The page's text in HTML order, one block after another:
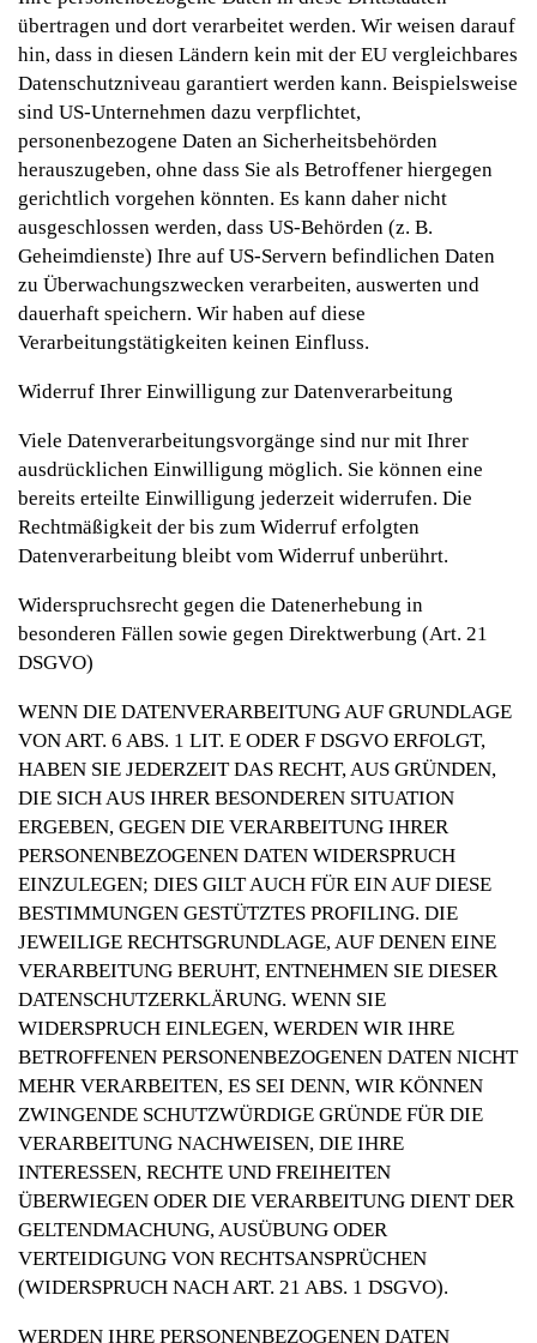
übertragen und dort verarbeitet werden. Wir weisen darauf
hin, dass in diesen Ländern kein mit der EU vergleichbares
Datenschutzniveau garantiert werden kann. Beispielsweise
sind US-Unternehmen dazu verpflichtet,
personenbezogene Daten an Sicherheitsbehörden
herauszugeben, ohne dass Sie als Betroffener hiergegen
gerichtlich vorgehen könnten. Es kann daher nicht
ausgeschlossen werden, dass US-Behörden (z. B.
Geheimdienste) Ihre auf US-Servern befindlichen Daten
zu Überwachungszwecken verarbeiten, auswerten und
dauerhaft speichern. Wir haben auf diese
Verarbeitungstätigkeiten keinen Einfluss.
Widerruf Ihrer Einwilligung zur Datenverarbeitung
Viele Datenverarbeitungsvorgänge sind nur mit Ihrer
ausdrücklichen Einwilligung möglich. Sie können eine
bereits erteilte Einwilligung jederzeit widerrufen. Die
Rechtmäßigkeit der bis zum Widerruf erfolgten
Datenverarbeitung bleibt vom Widerruf unberührt.
Widerspruchsrecht gegen die Datenerhebung in
besonderen Fällen sowie gegen Direktwerbung (Art. 21
DSGVO)
WENN DIE DATENVERARBEITUNG AUF GRUNDLAGE
VON ART. 6 ABS. 1 LIT. E ODER F DSGVO ERFOLGT,
HABEN SIE JEDERZEIT DAS RECHT, AUS GRÜNDEN,
DIE SICH AUS IHRER BESONDEREN SITUATION
ERGEBEN, GEGEN DIE VERARBEITUNG IHRER
PERSONENBEZOGENEN DATEN WIDERSPRUCH
EINZULEGEN; DIES GILT AUCH FÜR EIN AUF DIESE
BESTIMMUNGEN GESTÜTZTES PROFILING. DIE
JEWEILIGE RECHTSGRUNDLAGE, AUF DENEN EINE
VERARBEITUNG BERUHT, ENTNEHMEN SIE DIESER
DATENSCHUTZERKLÄRUNG. WENN SIE
WIDERSPRUCH EINLEGEN, WERDEN WIR IHRE
BETROFFENEN PERSONENBEZOGENEN DATEN NICHT
MEHR VERARBEITEN, ES SEI DENN, WIR KÖNNEN
ZWINGENDE SCHUTZWÜRDIGE GRÜNDE FÜR DIE
VERARBEITUNG NACHWEISEN, DIE IHRE
INTERESSEN, RECHTE UND FREIHEITEN
ÜBERWIEGEN ODER DIE VERARBEITUNG DIENT DER
GELTENDMACHUNG, AUSÜBUNG ODER
VERTEIDIGUNG VON RECHTSANSPRÜCHEN
(WIDERSPRUCH NACH ART. 21 ABS. 1 DSGVO).
WERDEN IHRE PERSONENBEZOGENEN DATEN